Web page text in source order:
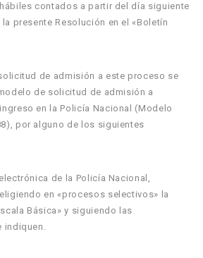
contados a partir del día siguiente
presente Resolución en el «Boletín
de admisión a este proceso se
de solicitud de admisión a
en la Policía Nacional (Modelo
por alguno de los siguientes
de la Policía Nacional,
en «procesos selectivos» la
Básica» y siguiendo las
indiquen.